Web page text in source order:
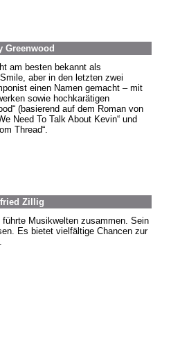
Greenwood
am besten bekannt als
aber in den letzten zwei
einen Namen gemacht – mit
sowie hochkarätigen
(basierend auf dem Roman von
Need To Talk About Kevin“ und
Thread“.
Zillig
Musikwelten zusammen. Sein
Es bietet vielfältige Chancen zur